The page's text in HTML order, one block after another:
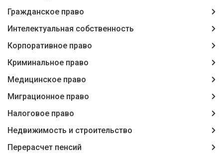
Гражданское право
Интелектуальная собственность
Корпоративное право
Криминальное право
Медицинское право
Миграционное право
Налоговое право
Недвижимость и строительство
Перерасчет пенсий